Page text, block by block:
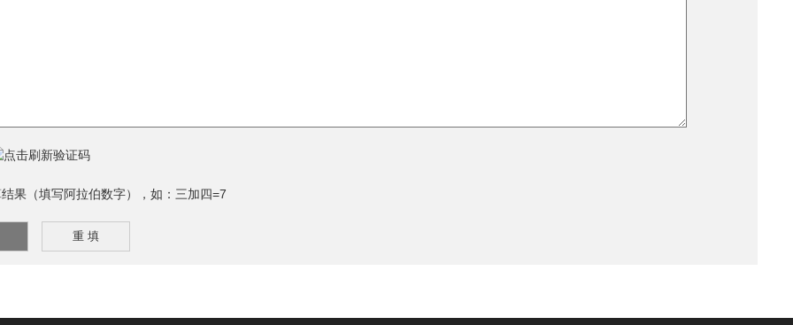
果（填写阿拉伯数字），如：三加四=7